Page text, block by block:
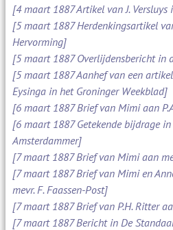
[4 maart 1887 Artikel van J.
[5 maart 1887 Herdenkingsartikel
Hervorming]
[5 maart 1887 Overlijdensbericht in
[5 maart 1887 Aanhef van een
Eysinga in het Groninger Weekblad]
[6 maart 1887 Brief van Mimi aan
[6 maart 1887 Getekende bijdrage
Amsterdammer]
[7 maart 1887 Brief van Mimi aan
[7 maart 1887 Brief van Mimi en
mevr. F. Faassen-Post]
[7 maart 1887 Brief van P.H. Ritter
[7 maart 1887 Bericht in De